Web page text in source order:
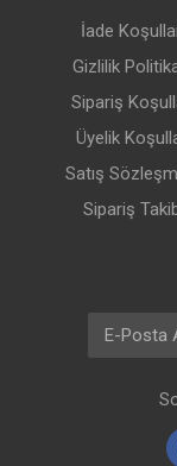
İade
Gizlilik
Sipariş
Üyelik
Satış
Sipariş
Email